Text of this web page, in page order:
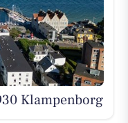
Klampenborg